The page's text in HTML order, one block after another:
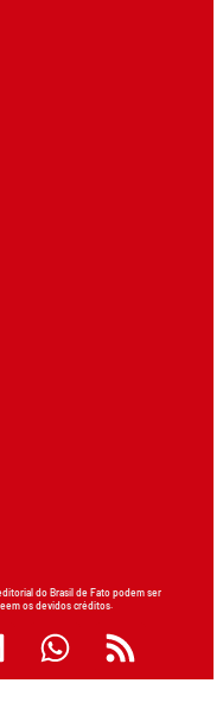
do Brasil de Fato podem ser
os devidos créditos.